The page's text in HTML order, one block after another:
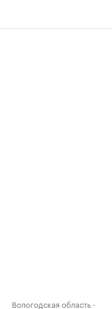
Вологодская область